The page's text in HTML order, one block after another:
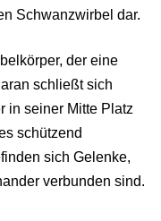
Schwanzwirbel dar.
der eine
schließt sich
in seiner Mitte Platz
schützend
sich Gelenke,
verbunden sind.